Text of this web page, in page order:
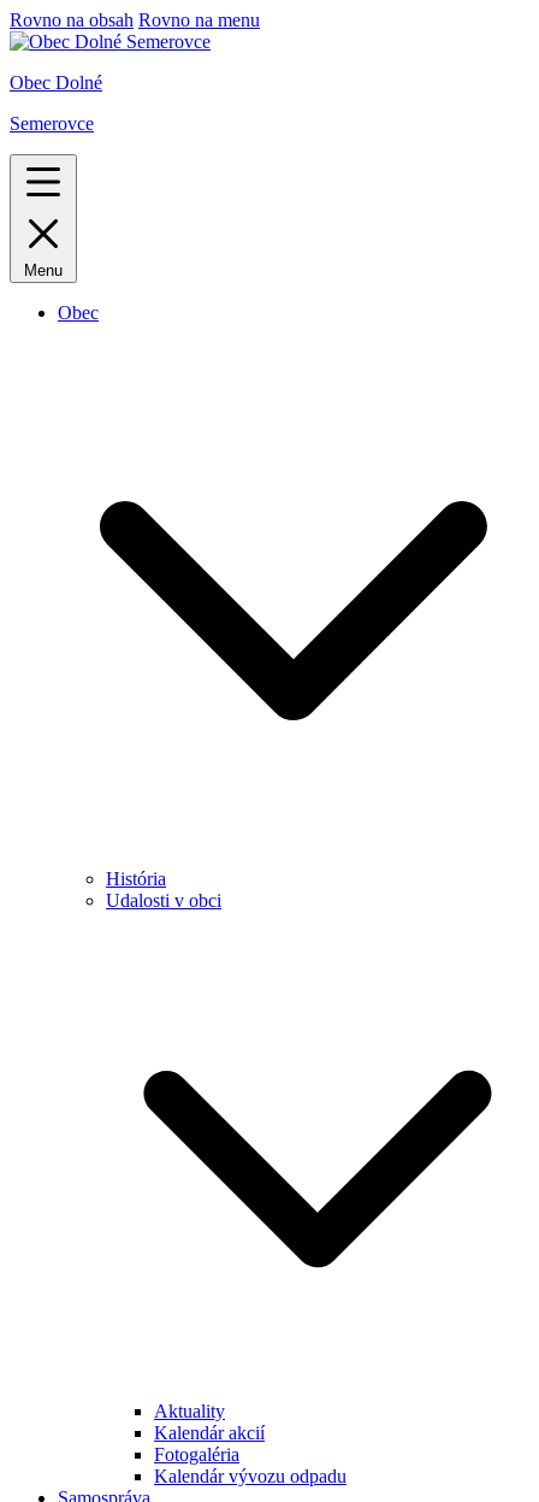
Rovno na obsah Rovno na menu
Obec Dolné
Semerovce
Menu
Obec
História
Udalosti v obci
Aktuality
Kalendár akcií
Fotogaléria
Kalendár vývozu odpadu